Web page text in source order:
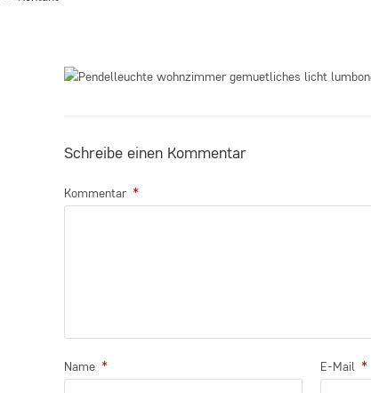
Schreibe einen Kommentar
Kommentar *
Name * E-Mail *